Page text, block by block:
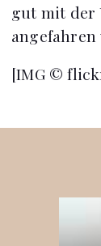
gut mit der
[IMG ©